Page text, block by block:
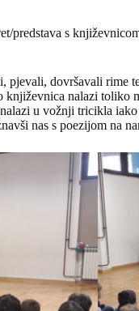
predstava s
pjevali, dovršavali rime
nalazi toliko
u vožnji tricikla
nas s poezijom na